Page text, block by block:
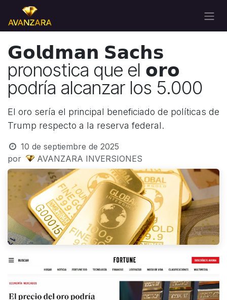
Ir al contenido
𝗚𝗼𝗹𝗱𝗺𝗮𝗻 𝗦𝗮𝗰𝗵𝘀
pronostica que el 𝗼𝗿𝗼
podría alcanzar los 5.000
El oro sería el principal beneficiado de políticas de
Trump respecto a la reserva federal.
10 de septiembre de 2025
por
AVANZARA INVERSIONES